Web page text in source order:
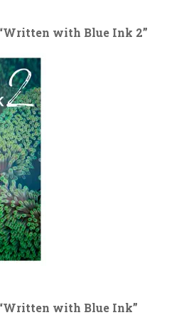
with Blue Ink 2”
with Blue Ink”